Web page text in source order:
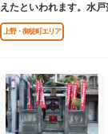
えたといわれます。水
案しました。お墓は妙極
上野・御徒町エリア